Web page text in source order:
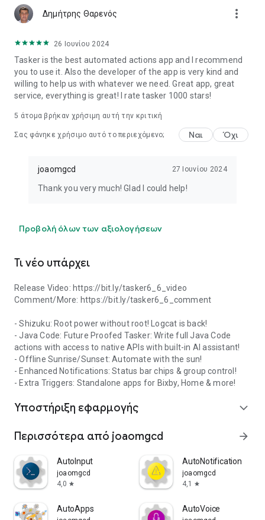
το Tasker με τις ισχυρές ενέργειες HTTP Auth και HTTP
Request! Δείτε ένα παράδειγμα βίντεο HTTP Auth και
Αποκτήστε το εδώ:
https://tasker.joaoapps.com/download.html
☑Χρήσιμοι Σύνδεσμοι
Πολιτική Απορρήτου:
https://tasker.joaoapps.com/privacy.html
Οδηγοί Εκκίνησης: https://tasker.joaoapps.com/guides.html
Επίσημο Φόρουμ Υποστήριξης:
Κοινότητα Tasker: https://www.reddit.com/r/tasker/
αναφέρονται μέσω των σχολίων του Play Store, επομένως
αυτό.
Σημείωση 1: Το Tasker χρησιμοποιεί την άδεια
BIND_DEVICE_ADMIN για να παρέχει τη λειτουργικότητα
Σημείωση 2: Το Tasker χρησιμοποιεί μια υπηρεσία
προσβασιμότητας για ορισμένες από τις λειτουργίες του,
όπως το κλείσιμο της περιοχής ειδοποιήσεων, τον έλεγχο
της εφαρμογής που είναι ανοιχτή αυτήν τη στιγμή και
πολλά άλλα.
Δημήτρης Θαρενός more_vert
26 Ιουνίου 2024
Tasker is the best automated actions app and I recommend
you to use it. Also the developer of the app is very kind and
willing to help us with whatever we need. Great app, great
service, everything is great! I rate tasker 1000 stars!
5 άτομα βρήκαν χρήσιμη αυτή την κριτική
Σας φάνηκε χρήσιμο αυτό το περιεχόμενο; Ναι Όχι
joaomgcd 27 Ιουνίου 2024
Thank you very much! Glad I could help!
Προβολή όλων των αξιολογήσεων
Τι νέο υπάρχει
Release Video: https://bit.ly/tasker6_6_video
Comment/More: https://bit.ly/tasker6_6_comment
- Shizuku: Root power without root! Logcat is back!
- Java Code: Future Proofed Tasker: Write full Java Code
actions with access to native APIs with built-in AI assistant!
- Offline Sunrise/Sunset: Automate with the sun!
- Enhanced Notifications: Status bar chips & group control!
- Extra Triggers: Standalone apps for Bixby, Home & more!
Υποστήριξη εφαρμογής expand_more
Περισσότερα από joaomgcd arrow_forward
AutoInput
joaomgcd
4,0 star
AutoNotification
joaomgcd
4,1
star
AutoApps AutoVoice